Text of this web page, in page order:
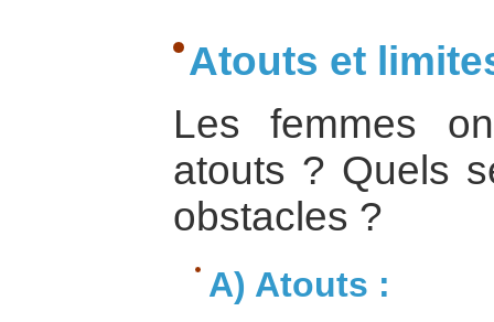
Atouts et
Les femmes
atouts ? Quels
obstacles ?
A) Atouts :